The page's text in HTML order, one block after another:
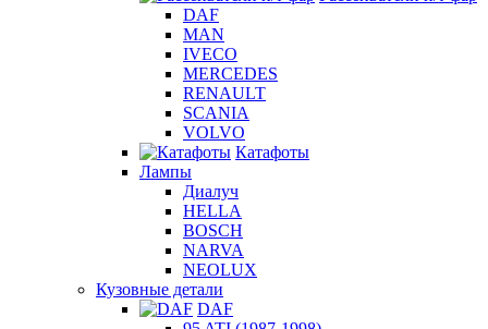
DAF
MAN
IVECO
MERCEDES
RENAULT
SCANIA
VOLVO
Катафоты
Лампы
Диалуч
HELLA
BOSCH
NARVA
NEOLUX
Кузовные детали
DAF